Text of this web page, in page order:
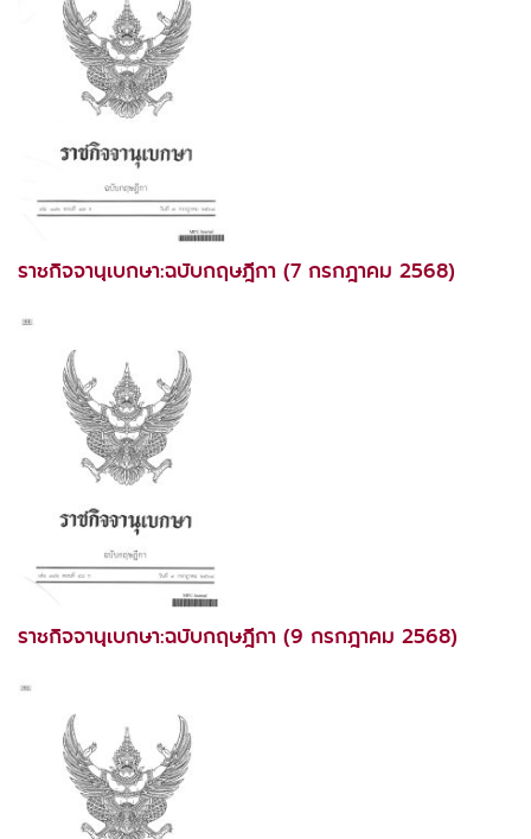
ราชกิจจานุเบกษา:ฉบับกฤษฎีกา (7 กรกฎาคม 2568)
ราชกิจจานุเบกษา:ฉบับกฤษฎีกา (9 กรกฎาคม 2568)